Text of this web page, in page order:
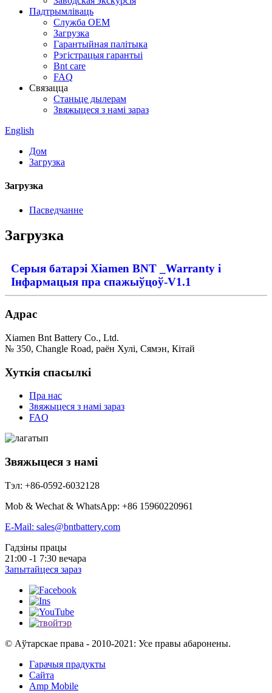
Падтрымліваць
Служба OEM
Загрузка
Гарантыйная палітыка
Рэгістрацыя гарантыі
Bnt care
FAQ
Связацца
Станьце дылерам
Звяжыцеся з намі зараз
English
Дом
Загрузка
Загрузка
Пасведчанне
Загрузка
Серыя батарэі Xiamen BNT _Warranty і
Інфармацыя пра спажыўцоў-V1.1
Адрас
Xiamen Bnt Battery Co., Ltd.
№ 350, Changle Road, раён Хулі, Сямэн, Кітай
Хуткія спасылкі
Пра нас
Звяжыцеся з намі зараз
FAQ
Звяжыцеся з намі
Тэл: +86-0592-6032128
Mob & Wechat & WhatsApp: +86 15960220961
E-Mail: sales@bntbattery.com
Гадзіны працы
21:00 -1 7:30 вечара
Запытайцеся зараз
© Аўтарскае права - 2010-2021: Усе правы абаронены.
Гарачыя прадукты
Сайта
Amp Mobile